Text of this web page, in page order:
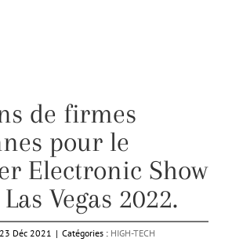
de firmes
pour le
Electronic Show
Vegas 2022.
23 Déc 2021 | Catégories : HIGH-TECH